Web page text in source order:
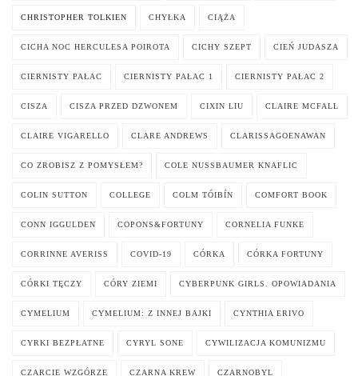
CHRISTOPHER TOLKIEN CHYŁKA CIĄŻA
CICHA NOC HERCULESA POIROTA CICHY SZEPT CIEŃ JUDASZA
CIERNISTY PAŁAC CIERNISTY PAŁAC 1 CIERNISTY PAŁAC 2
CISZA CISZA PRZED DZWONEM CIXIN LIU CLAIRE MCFALL
CLAIRE VIGARELLO CLARE ANDREWS CLARISSAGOENAWAN
CO ZROBISZ Z POMYSŁEM? COLE NUSSBAUMER KNAFLIC
COLIN SUTTON COLLEGE COLM TÓIBÍN COMFORT BOOK
CONN IGGULDEN COPONS&FORTUNY CORNELIA FUNKE
CORRINNE AVERISS COVID-19 CÓRKA CÓRKA FORTUNY
CÓRKI TĘCZY CÓRY ZIEMI CYBERPUNK GIRLS. OPOWIADANIA
CYMELIUM CYMELIUM: Z INNEJ BAJKI CYNTHIA ERIVO
CYRKI BEZPŁATNE CYRYL SONE CYWILIZACJA KOMUNIZMU
CZARCIE WZGÓRZE CZARNA KREW CZARNOBYL